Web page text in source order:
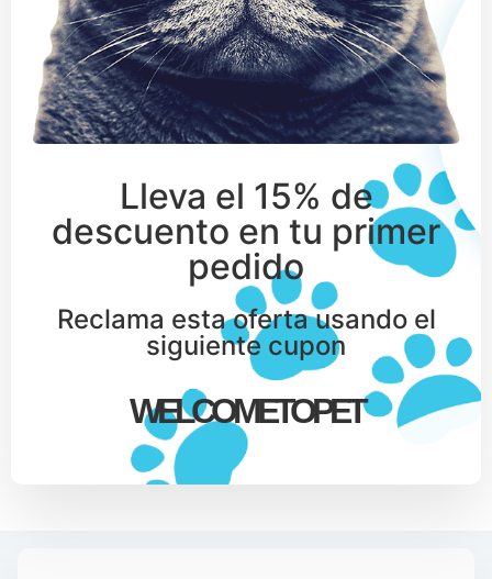
Lleva el 15% de
descuento en tu primer
pedido
Reclama esta oferta usando el
siguiente cupon
WELCOMETOPET